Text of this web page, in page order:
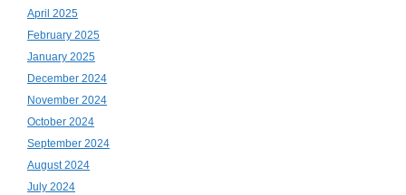
April 2025
February 2025
January 2025
December 2024
November 2024
October 2024
September 2024
August 2024
July 2024